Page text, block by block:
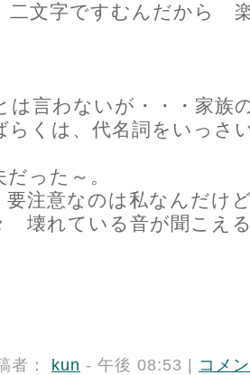
二文字ですむんだから
は言わないが・・・家族
くは、代名詞をいっさ
った～。
注意なのは私なんだけ
壊れている音が聞こえ
者： kun - 午後 08:53 | コメ